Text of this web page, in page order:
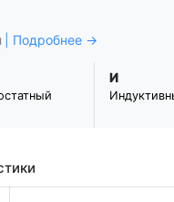
| Подробнее →
И